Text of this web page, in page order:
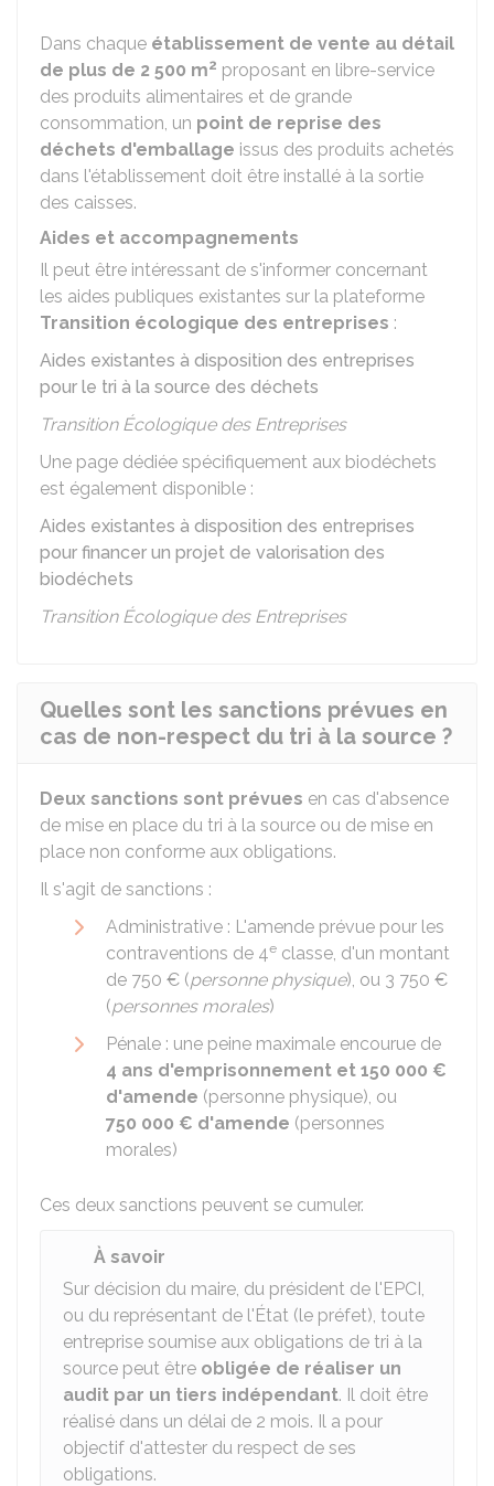
Dans chaque établissement de vente au détail
de plus de 2 500 m2 proposant en libre-service
des produits alimentaires et de grande
consommation, un point de reprise des
déchets d'emballage issus des produits achetés
dans l'établissement doit être installé à la sortie
des caisses.
Aides et accompagnements
Il peut être intéressant de s'informer concernant
les aides publiques existantes sur la plateforme
Transition écologique des entreprises :
Aides existantes à disposition des entreprises
pour le tri à la source des déchets
Transition Écologique des Entreprises
Une page dédiée spécifiquement aux biodéchets
est également disponible :
Aides existantes à disposition des entreprises
pour financer un projet de valorisation des
biodéchets
Transition Écologique des Entreprises
Quelles sont les sanctions prévues en
cas de non-respect du tri à la source ?
Deux sanctions sont prévues en cas d'absence
de mise en place du tri à la source ou de mise en
place non conforme aux obligations.
Il s'agit de sanctions :
Administrative : L'amende prévue pour les
contraventions de 4e classe, d'un montant
de 750 € (personne physique), ou 3 750 €
(personnes morales)
Pénale : une peine maximale encourue de
4 ans d'emprisonnement et 150 000 €
d'amende (personne physique), ou
750 000 € d'amende (personnes
morales)
Ces deux sanctions peuvent se cumuler.
À savoir
Sur décision du maire, du président de l'EPCI,
ou du représentant de l'État (le préfet), toute
entreprise soumise aux obligations de tri à la
source peut être obligée de réaliser un
audit par un tiers indépendant. Il doit être
réalisé dans un délai de 2 mois. Il a pour
objectif d'attester du respect de ses
obligations.